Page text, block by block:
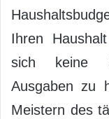
Ihren
sich keine
Ausgaben zu
Meistern des